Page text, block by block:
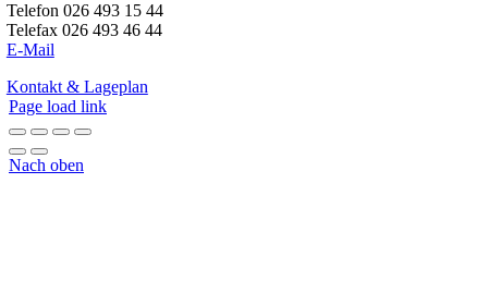
Telefon 026 493 15 44
Telefax 026 493 46 44
E-Mail
Kontakt & Lageplan
Page load link
Nach oben